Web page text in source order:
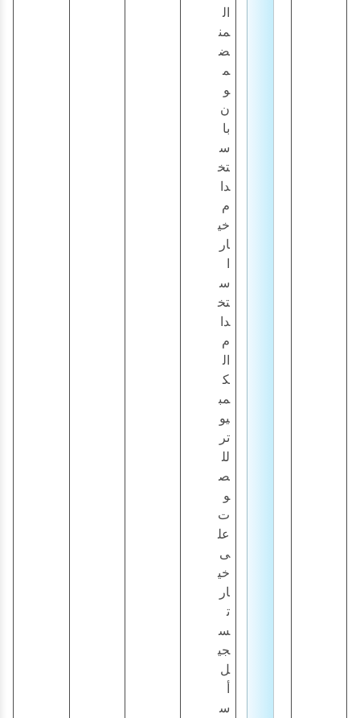
ال
من
ض
م
و
ن
با
س
تخ
دا
م
خي
ار
ا
س
تخ
دا
م
ال
ك
مب
يو
تر
لل
ص
و
ت
عل
ى
خي
ار
ت
س
جي
ل
أ
س